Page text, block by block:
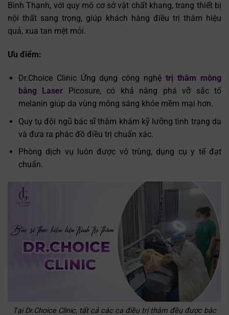
Bình Thạnh, với quy mô cơ sở vật chất khang, trang thiết bị
nội thất sang trọng, giúp khách hàng điều trị thâm hiệu
quả, xua tan mệt mỏi.
Ưu điểm:
Dr.Choice Clinic Ứng dụng công nghệtrị thâm mông
bằng Laser Picosure, có khả năng phá vỡ sắc tố
melanin giúp da vùng mông sáng khỏe mềm mại hơn.
Quy tụ đội ngũ bác sĩ thăm khám kỹ lưỡng tình trạng da
và đưa ra phác đồ điều trị chuẩn xác.
Phòng dịch vụ luôn được vô trùng, dụng cụ y tế đạt
chuẩn.
Tại Dr.Choice Clinic, tất cả các ca điều trị thâm đều được bác